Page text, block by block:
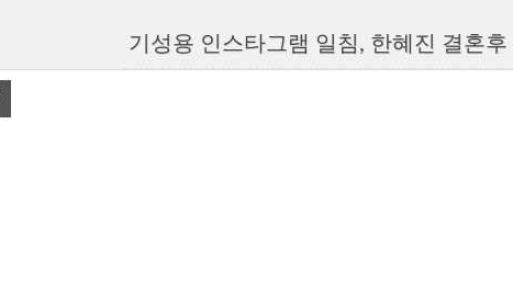
기성용 인스타그램 일침, 한혜진 결혼